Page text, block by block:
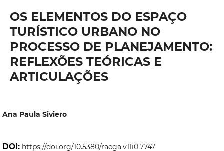
OS ELEMENTOS DO ESPAÇO
TURÍSTICO URBANO NO
PROCESSO DE PLANEJAMENTO:
REFLEXÕES TEÓRICAS E
ARTICULAÇÕES
Ana Paula Siviero
DOI: https://doi.org/10.5380/raega.v11i0.7747